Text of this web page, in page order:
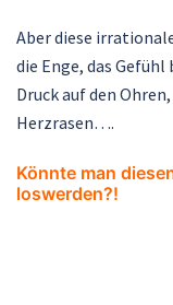
Aber diese
die Enge, das
Druck auf den
Herzrasen….
Könnte man
loswerden?!